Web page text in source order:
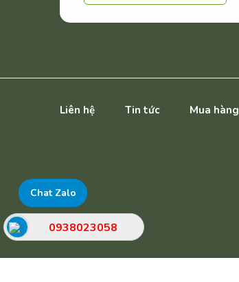
Liên hệ Tin tức Mua hàng
Chat Zalo
0938023058